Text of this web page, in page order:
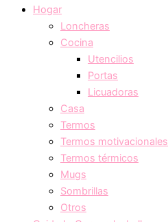
Hogar
Loncheras
Cocina
Utencilios
Portas
Licuadoras
Casa
Termos
Termos motivacionales
Termos térmicos
Mugs
Sombrillas
Otros